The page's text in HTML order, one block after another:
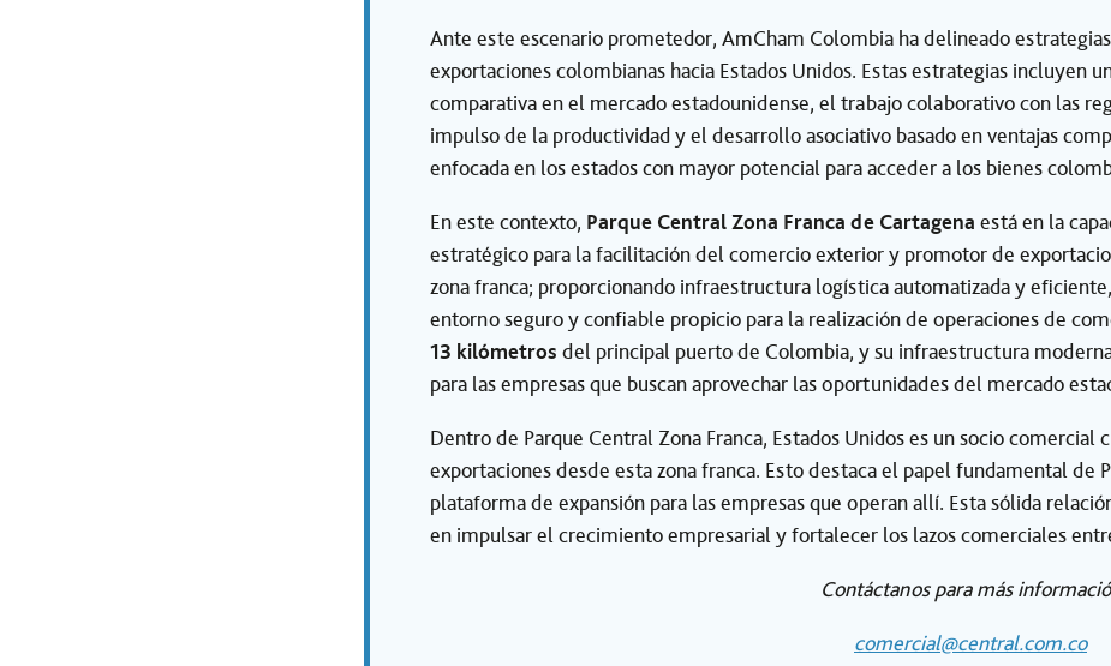
Ante este escenario prometedor, AmCham Colombia ha delineado
exportaciones colombianas hacia Estados Unidos. Estas estrategias incluyen
comparativa en el mercado estadounidense, el trabajo colaborativo con las
impulso de la productividad y el desarrollo asociativo basado en ventajas
enfocada en los estados con mayor potencial para acceder a los bienes
En este contexto, Parque Central Zona Franca de Cartagena está en la
estratégico para la facilitación del comercio exterior y promotor de
zona franca; proporcionando infraestructura logística automatizada y
entorno seguro y confiable propicio para la realización de operaciones de
13 kilómetros del principal puerto de Colombia, y su infraestructura
para las empresas que buscan aprovechar las oportunidades del mercado
Dentro de Parque Central Zona Franca, Estados Unidos es un socio
exportaciones desde esta zona franca. Esto destaca el papel fundamental
plataforma de expansión para las empresas que operan allí. Esta sólida
en impulsar el crecimiento empresarial y fortalecer los lazos comerciales
Contáctanos para más
comercial@central.com.co